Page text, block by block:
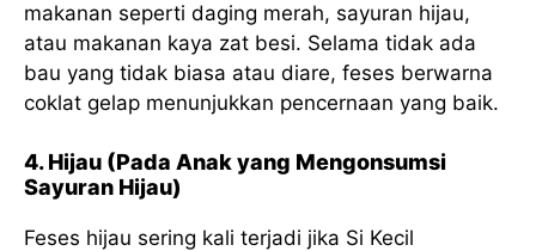
makanan seperti daging merah, sayuran hijau,
atau makanan kaya zat besi. Selama tidak ada
bau yang tidak biasa atau diare, feses berwarna
coklat gelap menunjukkan pencernaan yang baik.
4. Hijau (Pada Anak yang Mengonsumsi
Sayuran Hijau)
Feses hijau sering kali terjadi jika Si Kecil